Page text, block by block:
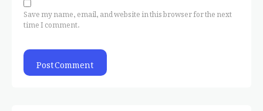
Save my name, email, and website in this browser for the next
time I comment.